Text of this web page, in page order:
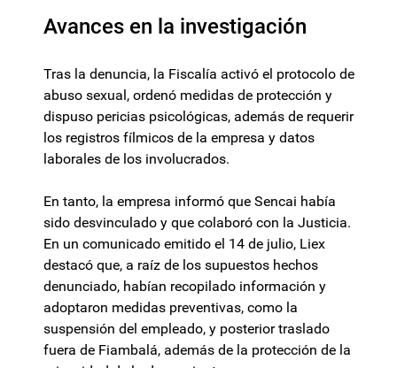
Avances en la investigación
Tras la denuncia, la Fiscalía activó el protocolo de
abuso sexual, ordenó medidas de protección y
dispuso pericias psicológicas, además de requerir
los registros fílmicos de la empresa y datos
laborales de los involucrados.
En tanto, la empresa informó que Sencai había
sido desvinculado y que colaboró con la Justicia.
En un comunicado emitido el 14 de julio, Liex
destacó que, a raíz de los supuestos hechos
denunciado, habían recopilado información y
adoptaron medidas preventivas, como la
suspensión del empleado, y posterior traslado
fuera de Fiambalá, además de la protección de la